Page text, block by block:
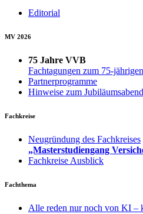
Editorial
MV 2026
75 Jahre VVB
Fachtagungen zum 75-
Partnerprogramme
Hinweise zum
Fachkreise
Neugründung des Fachkreises
„Masterstudiengang
Fachkreise Ausblick
Fachthema
Alle reden nur noch von KI –